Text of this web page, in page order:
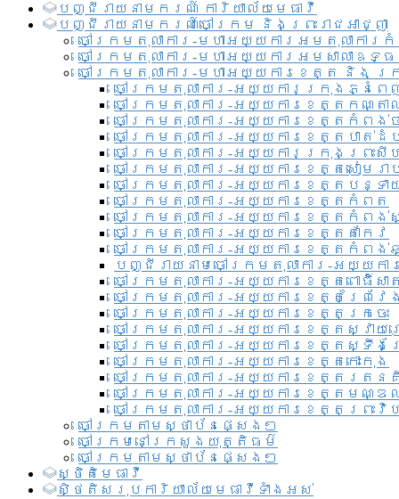
បញ្ជី​រាយ​នាមករណ៍ ការិយាល័យ​មេធាវី​
បញ្ជី​រាយ​នាមករណ៍​ចៅក្រម និងព្រះរាជអាជ្ញា
ចៅក្រមតុលាការ-មហាអយ្យការអមតុលាការ
ចៅក្រមតុលាការ-មហាអយ្យការអមសាលាឧទ្
ចៅក្រមតុលាការ-មហាអយ្យការខេត្ត និង ក្
ចៅក្រមតុលាការ-អយ្យការក្រុងភ្នំពេ
ចៅក្រមតុលាការ-អយ្យការខេត្តកណ្តា
ចៅក្រមតុលាការ-អយ្យការខេត្តកំពង់ច
ចៅក្រមតុលាការ-អយ្យការខេត្តបាត់ដំ
ចៅក្រមតុលាការ-អយ្យការ​ក្រុងព្រះសី
ចៅក្រមតុលាការ-អយ្យការខេត្តសៀមរា
ចៅក្រមតុលាការ-អយ្យការខេត្តបន្ទា
ចៅក្រមតុលាការ-អយ្យការខេត្តកំពត
ចៅក្រមតុលាការ-អយ្យការខេត្តកំពង់
ចៅក្រមតុលាការ-អយ្យការខេត្តតាកែវ
ចៅក្រមតុលាការ-អយ្យការខេត្តកំពង់
បញ្ជីរាយនាមចៅក្រមតុលាការ-អយ្យក
ចៅក្រមតុលាការ-អយ្យការខេត្តពោធិ៍សា
ចៅក្រមតុលាការ-អយ្យការខេត្តព្រៃវែ
ចៅក្រមតុលាការ-អយ្យការខេត្តក្រចេះ
ចៅក្រមតុលាការ-អយ្យការខេត្តស្វាយ
ចៅក្រមតុលាការ-អយ្យការខេត្តស្ទឹង
ចៅក្រមតុលាការ-អយ្យការខេត្តកោះកុង
ចៅក្រមតុលាការ-អយ្យការខេត្តរតន
ចៅក្រមតុលាការ-អយ្យការខេត្តមណ្
ចៅក្រមតុលាការ-អយ្យការខេត្តព្រះវិហ
ចៅក្រមតាមស្ថាប័នផ្សេងៗ
ចៅក្រមនៅក្រសួងយុត្តិធម៌
ចៅក្រមតាមស្ថាប័នផ្សេងៗ
ស្ថិតិមេធាវី
សិ្ថតិសរុបការិយាល័យមេធាវីទាំងអស់​